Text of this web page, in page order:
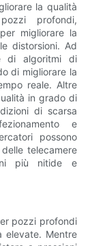
la qualità
profondi,
migliorare la
distorsioni. Ad
di algoritmi di
di migliorare la
reale. Altre
in grado di
di scarsa
e
possono
telecamere
più nitide e
pozzi profondi
elevate. Mentre